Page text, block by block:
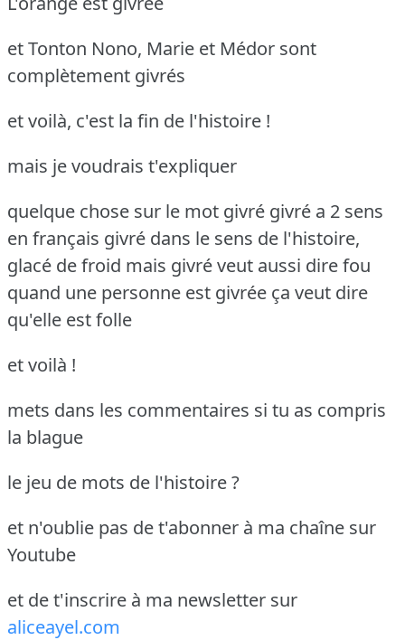
et Tonton Nono, Marie et Médor sont
complètement givrés
et voilà, c'est la fin de l'histoire !
mais je voudrais t'expliquer
quelque chose sur le mot givré givré a 2 sens
en français givré dans le sens de l'histoire,
glacé de froid mais givré veut aussi dire fou
quand une personne est givrée ça veut dire
qu'elle est folle
et voilà !
mets dans les commentaires si tu as compris
la blague
le jeu de mots de l'histoire ?
et n'oublie pas de t'abonner à ma chaîne sur
Youtube
et de t'inscrire à ma newsletter sur
aliceayel.com